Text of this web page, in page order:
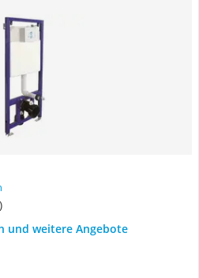
)
und weitere Angebote